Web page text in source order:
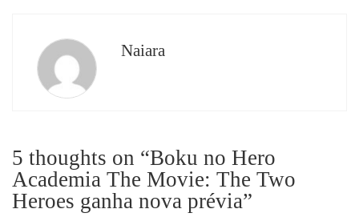
Naiara
5 thoughts on “Boku no Hero
Academia The Movie: The Two
Heroes ganha nova prévia”